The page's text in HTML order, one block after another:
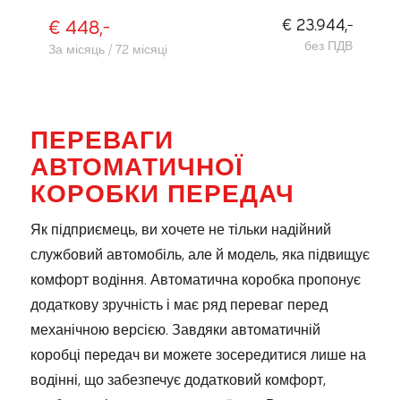
€ 448,-
За місяць / 72 місяці
€ 23.944,-
без ПДВ
ПЕРЕВАГИ
АВТОМАТИЧНОЇ
КОРОБКИ ПЕРЕДАЧ
Як підприємець, ви хочете не тільки надійний
службовий автомобіль, але й модель, яка підвищує
комфорт водіння. Автоматична коробка пропонує
додаткову зручність і має ряд переваг перед
механічною версією. Завдяки автоматичній
коробці передач ви можете зосередитися лише на
водінні, що забезпечує додатковий комфорт,